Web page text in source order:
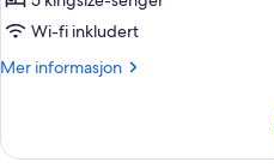
Rom
(Delphis)
Wi-fi inkludert
Mer informasjon
Mer
(Delphis)